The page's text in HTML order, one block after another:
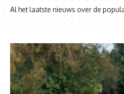
Al het laatste nieuws over de